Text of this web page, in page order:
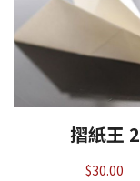
摺紙王 2
$30.00